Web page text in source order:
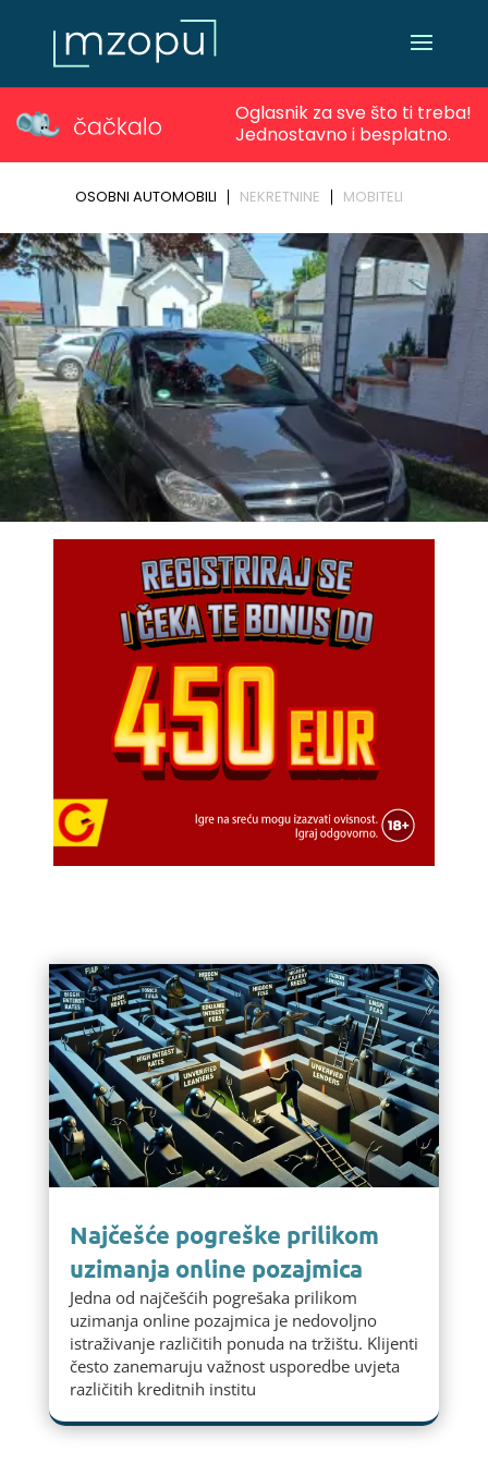
Najčešće pogreške prilikom
uzimanja online pozajmica
Jedna od najčešćih pogrešaka prilikom
uzimanja online pozajmica je nedovoljno
istraživanje različitih ponuda na tržištu. Klijenti
često zanemaruju važnost usporedbe uvjeta
različitih kreditnih institu